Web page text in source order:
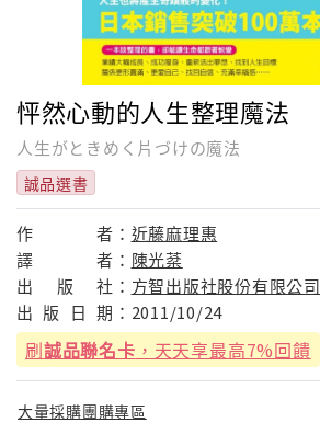
怦然心動的人生整理魔法
人生がときめく片づけの魔法
誠品選書
作 者： 近藤麻理惠
譯
者： 陳光棻
出
版 社： 方智出版社股份有限公司
出 版 日 期： 2011/10/24
刷誠品聯名卡 ，天天享最高7%回饋
大量採購團購專區